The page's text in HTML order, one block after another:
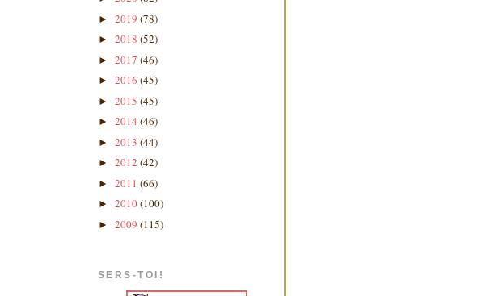
► 2019 (78)
► 2018 (52)
► 2017 (46)
► 2016 (45)
► 2015 (45)
► 2014 (46)
► 2013 (44)
► 2012 (42)
► 2011 (66)
► 2010(100)
► 2009 (115)
SERS-TOI!